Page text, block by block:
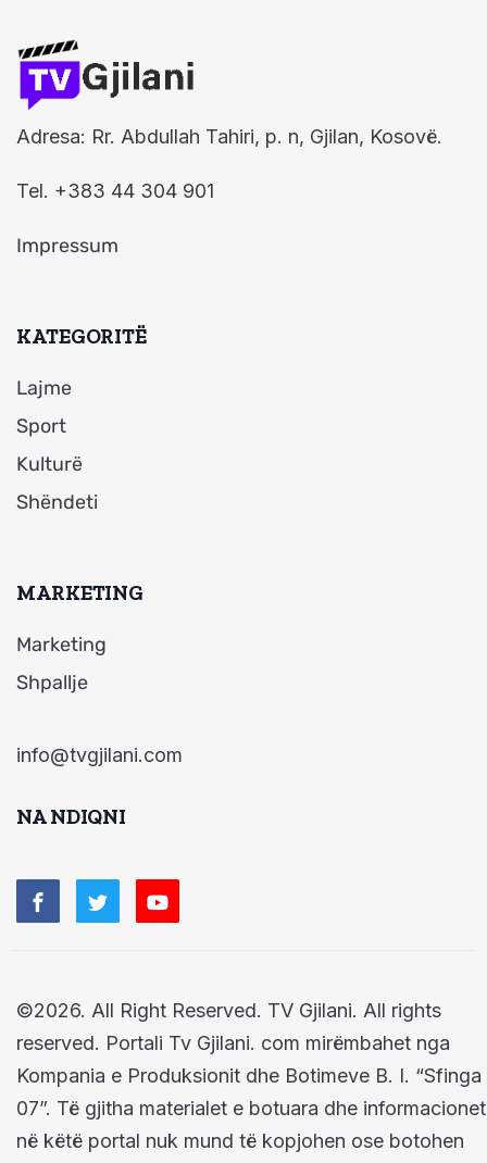
Adresa: Rr. Abdullah Tahiri, p. n, Gjilan, Kosovë.
Tel. +383 44 304 901
Impressum
KATEGORITË
Lajme
Sport
Kulturë
Shëndeti
MARKETING
Marketing
Shpallje
info@tvgjilani.com
NA NDIQNI
©2026. All Right Reserved. TV Gjilani. All rights
reserved. Portali Tv Gjilani. com mirëmbahet nga
Kompania e Produksionit dhe Botimeve B. I. “Sfinga
07”. Të gjitha materialet e botuara dhe informacionet
në këtë portal nuk mund të kopjohen ose botohen